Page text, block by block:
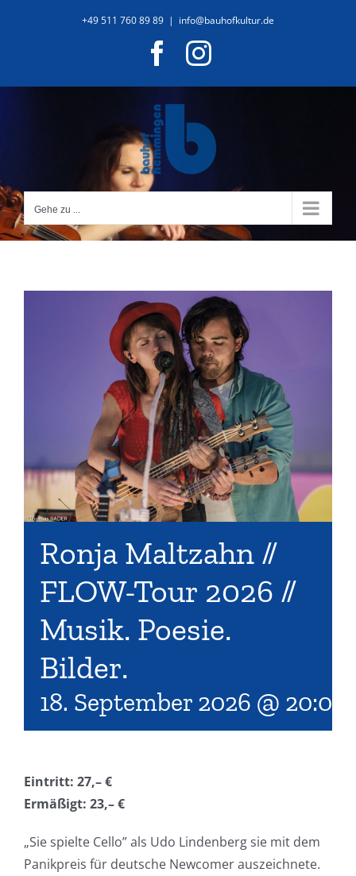
+49 511 760 89 89 | info@bauhofkultur.de
Facebook
Instagram
Gehe zu ...
Ronja Maltzahn //
FLOW-Tour 2026 //
Musik. Poesie.
Bilder.
18. September 2026 @ 20:00
Eintritt: 27,– €
Ermäßigt: 23,– €
„Sie spielte Cello” als Udo Lindenberg sie mit dem
Panikpreis für deutsche Newcomer auszeichnete.